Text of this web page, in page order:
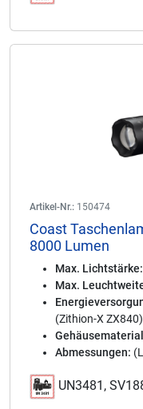
Artikel-Nr.: 150474
Coast
8000 Lumen
Max. Lichtstärke:
Max.
(Zithion-X ZX840)
Abmessungen:
UN3481,